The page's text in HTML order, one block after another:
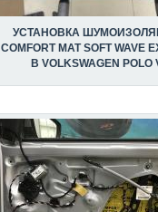
УСТАНОВКА
COMFORT MAT SOFT WAVE
В VOLKSWAGEN POLO